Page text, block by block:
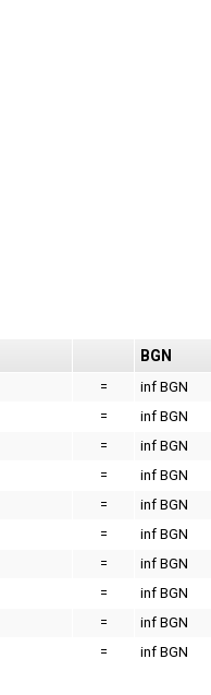
BGN
=
inf BGN
=
inf BGN
=
inf BGN
=
inf BGN
=
inf BGN
=
inf BGN
=
inf BGN
=
inf BGN
=
inf BGN
= inf BGN